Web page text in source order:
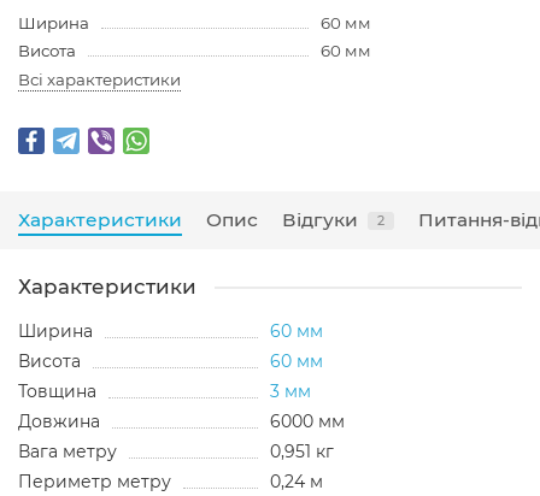
Ширина
60 мм
Висота
60 мм
Всі характеристики
Характеристики Опис Відгуки 2 Питання-
Характеристики
Ширина
60 мм
Висота
60 мм
Товщина
3 мм
Довжина
6000 мм
Вага метру
0,951 кг
Периметр метру
0,24 м